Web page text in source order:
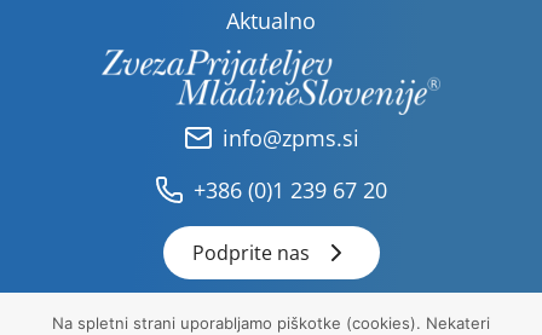
Aktualno
info@zpms.si
+386 (0)1 239 67 20
Podprite nas
Na spletni strani uporabljamo piškotke (cookies). Nekateri